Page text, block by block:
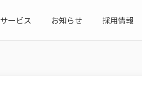
サービス お知らせ 採用情報